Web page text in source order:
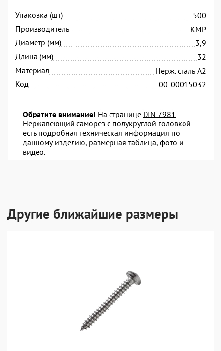
Упаковка (шт)
500
Производитель
KMP
Диаметр (мм)
3,9
Длина (мм)
32
Материал
Нерж. сталь А2
Код
00-00015032
Обратите внимание! На странице DIN 7981
Нержавеющий саморез с полукруглой головкой
есть подробная техническая информация по
данному изделию, размерная таблица, фото и
видео.
Другие ближайшие размеры